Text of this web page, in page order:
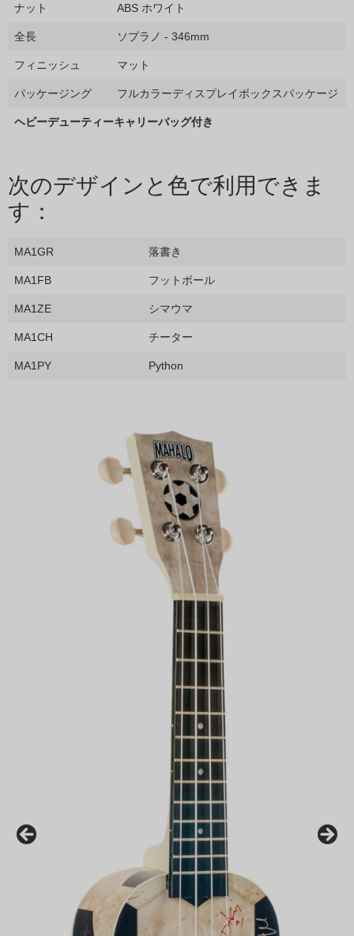
ナット ABS ホワイト
全長 ソプラノ - 346mm
フィニッシュ マット
パッケージング フルカラーディスプレイボックスパッケージ
ヘビーデューティーキャリーバッグ付き
次のデザインと色で利用できま
す：
MA1GR 落書き
MA1FB フットボール
MA1ZE シマウマ
MA1CH チーター
MA1PY Python